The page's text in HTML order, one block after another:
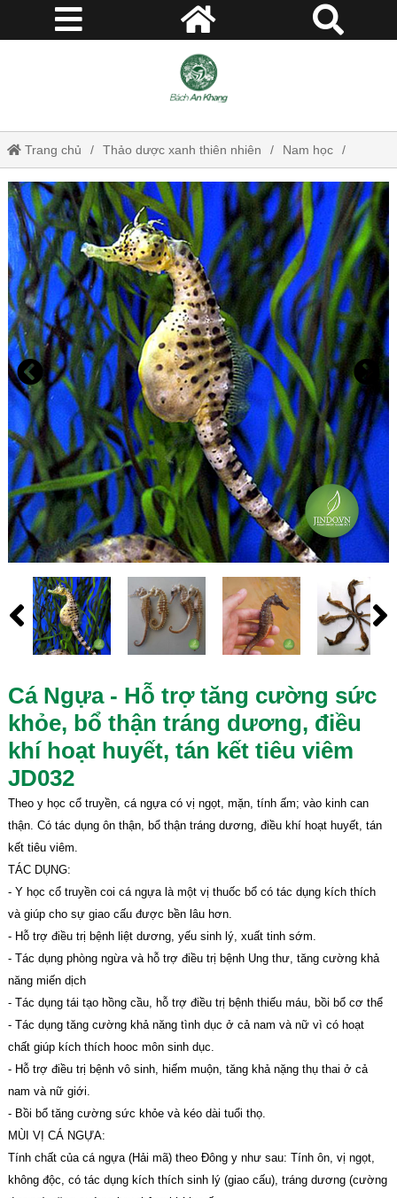
Trang chủ Thảo dược xanh thiên nhiên Nam học
Vô sinh
Cá Ngựa - Hỗ trợ tăng cường sức khỏe, bổ thận tráng dương, điều
khí hoạt huyết, tán kết tiêu viêm JD032
Cá Ngựa - Hỗ trợ tăng cường sức
khỏe, bổ thận tráng dương, điều
khí hoạt huyết, tán kết tiêu viêm
JD032
Theo y học cổ truyền, cá ngựa có vị ngọt, mặn, tính ấm; vào kinh can
thận. Có tác dụng ôn thận, bổ thận tráng dương, điều khí hoạt huyết, tán
kết tiêu viêm.
TÁC DỤNG:
- Y học cổ truyền coi cá ngựa là một vị thuốc bổ có tác dụng kích thích
và giúp cho sự giao cấu được bền lâu hơn.
- Hỗ trợ điều trị bệnh liệt dương, yếu sinh lý, xuất tinh sớm.
- Tác dụng phòng ngừa và hỗ trợ điều trị bệnh Ung thư, tăng cường khả
năng miến dịch
- Tác dụng tái tạo hồng cầu, hỗ trợ điều trị bệnh thiếu máu, bồi bổ cơ thể
- Tác dụng tăng cường khả năng tình dục ở cả nam và nữ vì có hoạt
chất giúp kích thích hooc môn sinh dục.
- Hỗ trợ điều trị bệnh vô sinh, hiếm muộn, tăng khả nặng thụ thai ở cả
nam và nữ giới.
- Bồi bổ tăng cường sức khỏe và kéo dài tuổi thọ.
MÙI VỊ CÁ NGỰA:
Tính chất của cá ngựa (Hải mã) theo Đông y như sau: Tính ôn, vị ngọt,
không độc, có tác dụng kích thích sinh lý (giao cấu), tráng dương (cường